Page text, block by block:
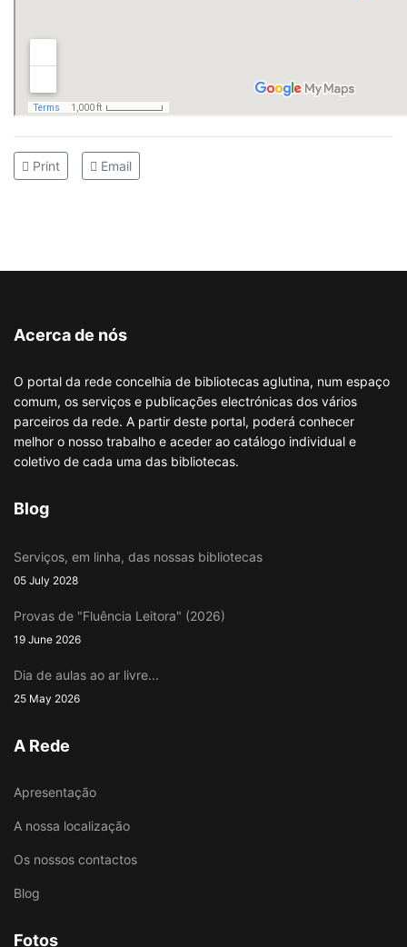
Print Email
Acerca de nós
O portal da rede concelhia de bibliotecas aglutina, num espaço
comum, os serviços e publicações electrónicas dos vários
parceiros da rede. A partir deste portal, poderá conhecer
melhor o nosso trabalho e aceder ao catálogo individual e
coletivo de cada uma das bibliotecas.
Blog
Serviços, em linha, das nossas bibliotecas
05 July 2028
Provas de "Fluência Leitora" (2026)
19 June 2026
Dia de aulas ao ar livre...
25 May 2026
A Rede
Apresentação
A nossa localização
Os nossos contactos
Blog
Fotos